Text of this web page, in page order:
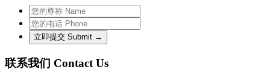
联系我们 Contact Us